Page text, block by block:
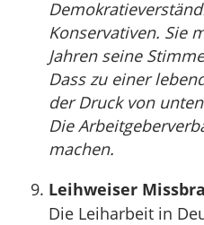
Konservativen. Sie
Jahren seine
Dass zu einer
der Druck von
Die
machen.
Leihweiser
Die Leiharbeit in